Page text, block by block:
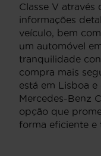
Classe V através
informações
veículo, bem
um automóvel
tranquilidade
compra mais
está em Lisboa
Mercedes-Benz
opção que
forma eficiente e